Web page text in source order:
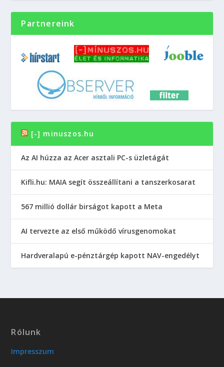
Partnereink
[-] minuszos.hu
Az AI húzza az Acer asztali PC-s üzletágát
Kifli.hu: MAIA segít összeállítani a tanszerkosarat
567 millió dollár birságot kapott a Meta
AI tervezte az első működő vírusgenomokat
Hardveralapú e-pénztárgép kapott NAV-engedélyt
Rólunk
Impresszum